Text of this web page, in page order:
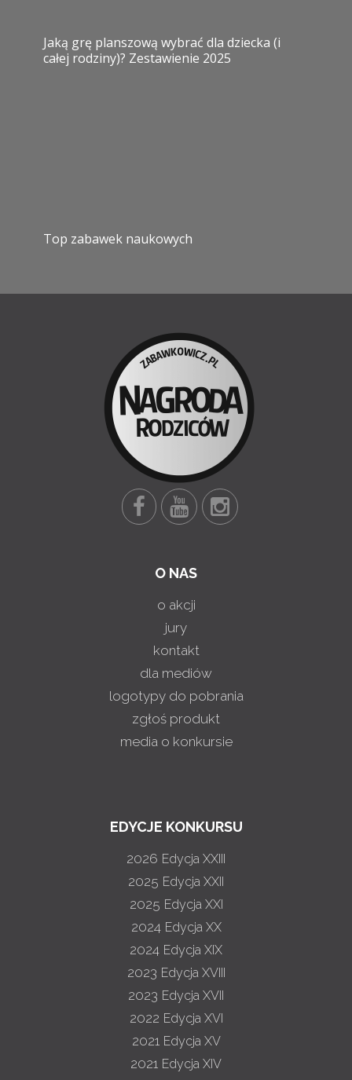
Jaką grę planszową wybrać dla dziecka (i
całej rodziny)? Zestawienie 2025
Top zabawek naukowych
O NAS
o akcji
jury
kontakt
dla mediów
logotypy do pobrania
zgłoś produkt
media o konkursie
EDYCJE KONKURSU
2026 Edycja XXIII
2025 Edycja XXII
2025 Edycja XXI
2024 Edycja XX
2024 Edycja XIX
2023 Edycja XVIII
2023 Edycja XVII
2022 Edycja XVI
2021 Edycja XV
2021 Edycja XIV